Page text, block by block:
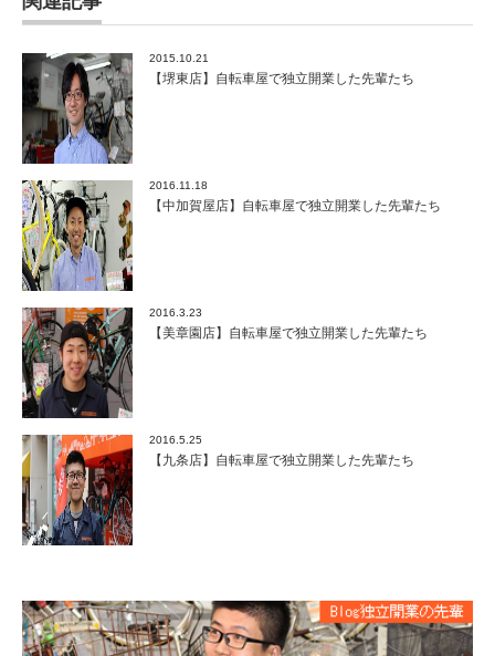
2015.10.21
【堺東店】自転車屋で独立開業した先輩たち
2016.11.18
【中加賀屋店】自転車屋で独立開業した先輩たち
2016.3.23
【美章園店】自転車屋で独立開業した先輩たち
2016.5.25
【九条店】自転車屋で独立開業した先輩たち